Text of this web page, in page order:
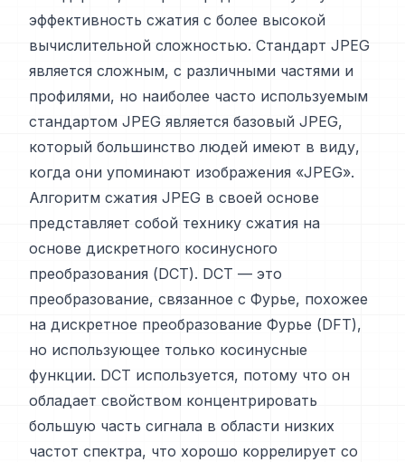
эффективность сжатия с более высокой
вычислительной сложностью. Стандарт JPEG
является сложным, с различными частями и
профилями, но наиболее часто используемым
стандартом JPEG является базовый JPEG,
который большинство людей имеют в виду,
когда они упоминают изображения «JPEG».
Алгоритм сжатия JPEG в своей основе
представляет собой технику сжатия на
основе дискретного косинусного
преобразования (DCT). DCT — это
преобразование, связанное с Фурье, похожее
на дискретное преобразование Фурье (DFT),
но использующее только косинусные
функции. DCT используется, потому что он
обладает свойством концентрировать
большую часть сигнала в области низких
частот спектра, что хорошо коррелирует со